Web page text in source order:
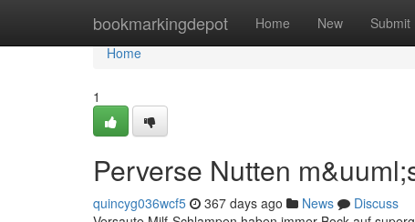
bookmarkingdepot Home New Submit
Home
Home
1
Perverse Nutten
quincyg036wcf5 367 days ago News
Discuss